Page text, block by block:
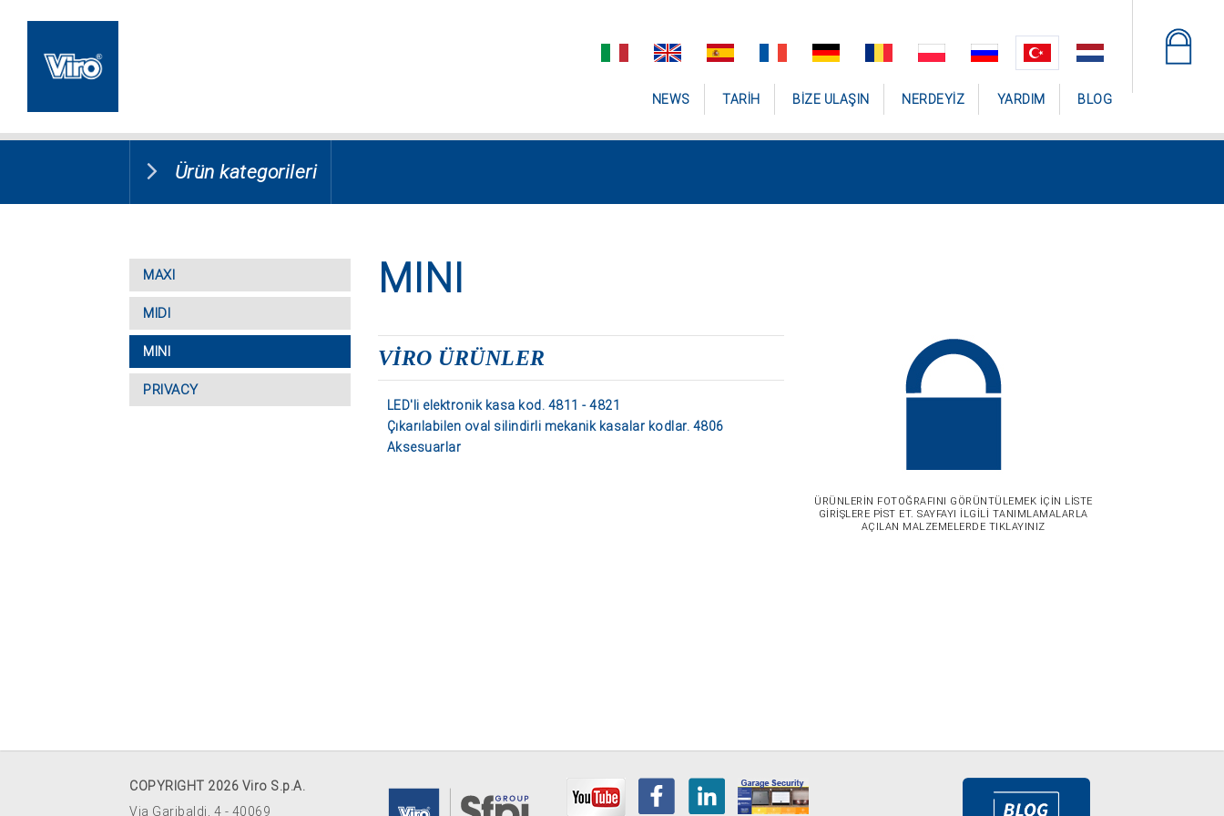
NEWS TARIH BIZE ULAŞIN NERDEYIZ YARDIM BLOG
Ürün kategorileri
MAXI
MIDI
MINI
PRIVACY
MINI
VIRO ÜRÜNLER
LED'li elektronik kasa kod. 4811 - 4821
Çıkarılabilen oval silindirli mekanik kasalar kodlar. 4806
Aksesuarlar
ÜRÜNLERİN FOTOĞRAFINI GÖRÜNTÜLEMEK İÇİN LİSTE
GİRİŞLERE PİST ET. SAYFAYI İLGİLİ TANIMLAMALARLA
AÇILAN MALZEMELERDE TIKLAYINIZ
COPYRIGHT 2026 Viro S.p.A.
Via Garibaldi, 4 - 40069